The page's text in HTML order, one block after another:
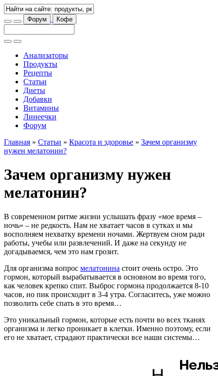
Форум Кофе
Анализаторы
Продукты
Рецепты
Статьи
Диеты
Добавки
Витамины
Линеечки
Форум
Главная » Статьи » Красота и здоровье » Зачем организму
нужен мелатонин?
Зачем организму нужен
мелатонин?
В современном ритме жизни услышать фразу «мое время –
ночь» – не редкость. Нам не хватает часов в сутках и мы
восполняем нехватку времени ночами. Жертвуем сном ради
работы, учебы или развлечений. И даже на секунду не
догадываемся, чем это нам грозит.
Для организма вопрос мелатонина стоит очень остро. Это
гормон, который вырабатывается в основном во время того,
как человек крепко спит. Выброс гормона продолжается 8-10
часов, но пик происходит в 3-4 утра. Согласитесь, уже можно
позволить себе спать в это время…
Это уникальный гормон, которые есть почти во всех тканях
организма и легко проникает в клетки. Именно поэтому, если
его не хватает, страдают практически все наши системы…